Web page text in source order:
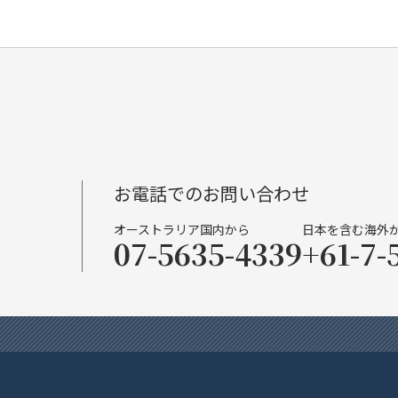
お電話でのお問い合わせ
オーストラリア国内から
07-5635-4339
日本を含む海外
+61-